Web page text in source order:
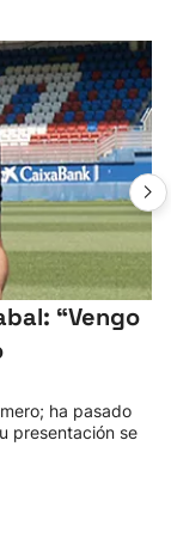
“Vengo
ha pasado
presentación se